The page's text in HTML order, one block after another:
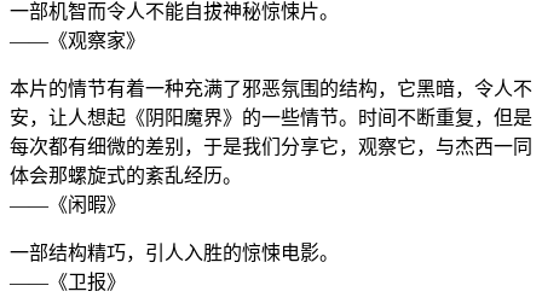
一部机智而令人不能自拔神秘惊悚片。
——《观察家》
本片的情节有着一种充满了邪恶氛围的结构，它黑暗，令人不
安，让人想起《阴阳魔界》的一些情节。时间不断重复，但是
每次都有细微的差别，于是我们分享它，观察它，与杰西一同
体会那螺旋式的紊乱经历。
——《闲暇》
一部结构精巧，引人入胜的惊悚电影。
——《卫报》